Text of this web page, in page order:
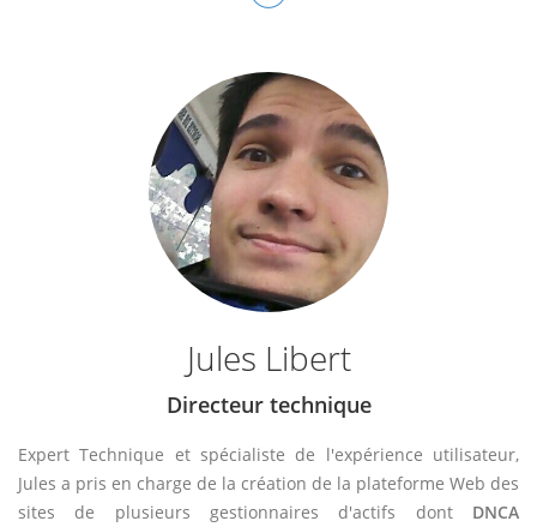
Jules Libert
Directeur technique
Expert Technique et spécialiste de l'expérience utilisateur,
Jules a pris en charge de la création de la plateforme Web des
sites de plusieurs gestionnaires d'actifs dont DNCA